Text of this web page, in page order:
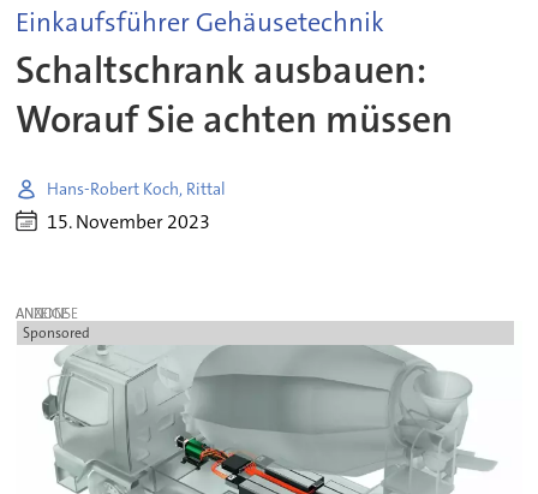
Einkaufsführer Gehäusetechnik
Schaltschrank ausbauen:
Worauf Sie achten müssen
Hans-Robert Koch, Rittal
15. November 2023
ANZEIGE
Sponsored